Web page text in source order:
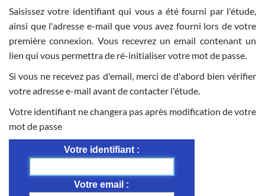
Saisissez votre identifiant qui vous a été fourni par l'étude,
ainsi que l'adresse e-mail que vous avez fourni lors de votre
première connexion. Vous recevrez un email contenant un
lien qui vous permettra de ré-initialiser votre mot de passe.
Si vous ne recevez pas d'email, merci de d'abord bien vérifier
votre adresse e-mail avant de contacter l'étude.
Votre identifiant ne changera pas après modification de votre
mot de passe
Votre identifiant
Votre email